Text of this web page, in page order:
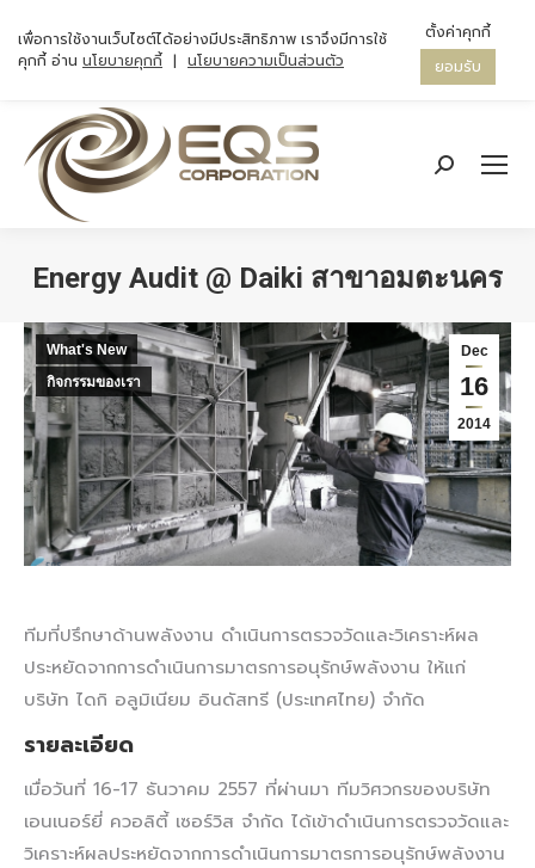
Search:
Energy Audit @ Daiki สาขาอมตะนคร
Dec
16
2014
What's New
กิจกรรมของเรา
ทีมที่ปรึกษาด้านพลังงาน ดำเนินการตรวจวัดและวิเคราะห์ผล
ประหยัดจากการดำเนินการมาตรการอนุรักษ์พลังงาน ให้แก่
บริษัท ไดกิ อลูมิเนียม อินดัสทรี (ประเทศไทย) จำกัด
รายละเอียด
เมื่อวันที่ 16-17 ธันวาคม 2557 ที่ผ่านมา ทีมวิศวกรของบริษัท
เอนเนอร์ยี่ ควอลิตี้ เซอร์วิส จำกัด ได้เข้าดำเนินการตรวจวัดและ
วิเคราะห์ผลประหยัดจากการดำเนินการมาตรการอนุรักษ์พลังงาน
เพื่อการใช้งานเว็บไซต์ได้อย่างมีประสิทธิภาพ เราจึงมีการใช้
คุกกี้ อ่าน นโยบายคุกกี้ | นโยบายความเป็นส่วนตัว
ตั้งค่าคุกกี้
ยอมรับ